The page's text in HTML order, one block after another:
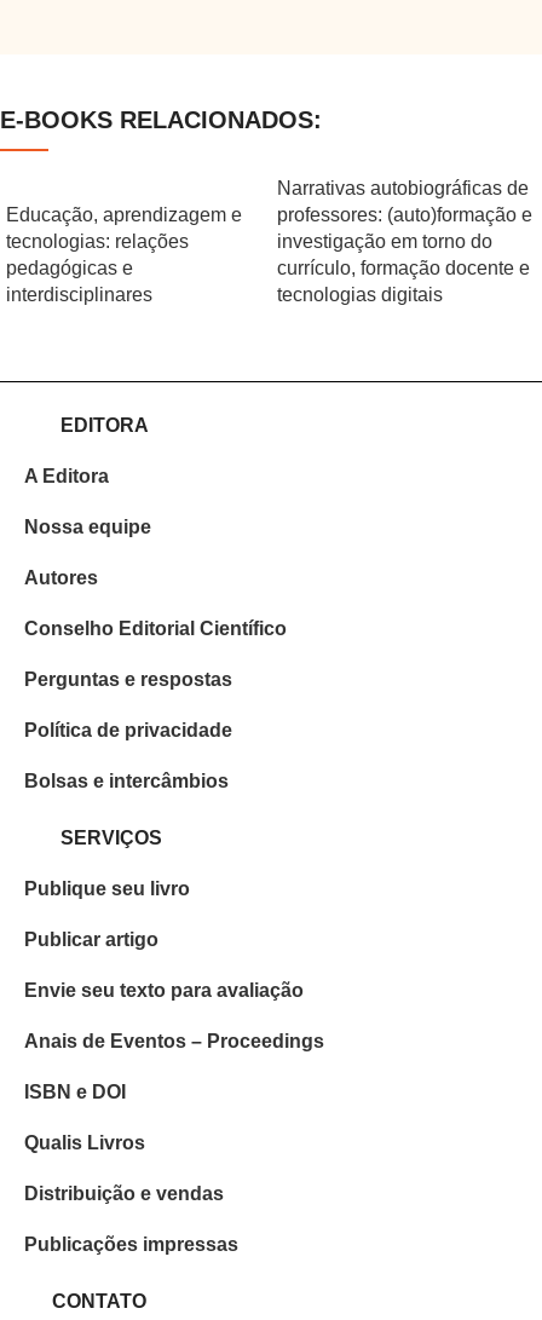
E-BOOKS RELACIONADOS:
Educação, aprendizagem e
tecnologias: relações
pedagógicas e
interdisciplinares
Narrativas autobiográficas de
professores: (auto)formação e
investigação em torno do
currículo, formação docente e
tecnologias digitais
EDITORA
A Editora
Nossa equipe
Autores
Conselho Editorial Científico
Perguntas e respostas
Política de privacidade
Bolsas e intercâmbios
SERVIÇOS
Publique seu livro
Publicar artigo
Envie seu texto para avaliação
Anais de Eventos – Proceedings
ISBN e DOI
Qualis Livros
Distribuição e vendas
Publicações impressas
CONTATO